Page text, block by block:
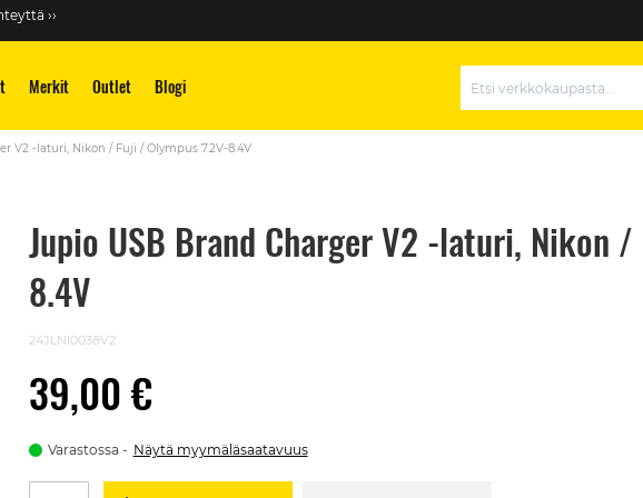
››
Merkit Outlet Blogi
V2 -laturi, Nikon / Fuji / Olympus 7.2V-8.4V
Jupio USB Brand Charger V2 -laturi, Nikon
8.4V
24JLNI0038V2
39,00 €
Varastossa Näytä myymäläsaatavuus